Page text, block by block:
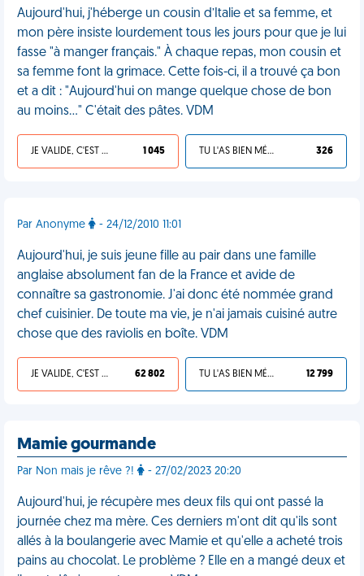
Aujourd'hui, j'héberge un cousin d’Italie et sa femme, et
mon père insiste lourdement tous les jours pour que je lui
fasse "à manger français." À chaque repas, mon cousin et
sa femme font la grimace. Cette fois-ci, il a trouvé ça bon
et a dit : "Aujourd'hui on mange quelque chose de bon
au moins…" C'était des pâtes. VDM
JE VALIDE, C'EST UNE VDM 1 045 TU L'AS BIEN MÉRITÉ 326
Par Anonyme - 24/12/2010 11:01
Aujourd'hui, je suis jeune fille au pair dans une famille
anglaise absolument fan de la France et avide de
connaître sa gastronomie. J'ai donc été nommée grand
chef cuisinier. De toute ma vie, je n'ai jamais cuisiné autre
chose que des raviolis en boîte. VDM
JE VALIDE, C'EST UNE VDM 62 802 TU L'AS BIEN MÉRITÉ 12 799
Mamie gourmande
Par Non mais je rêve ?! - 27/02/2023 20:20
Aujourd'hui, je récupère mes deux fils qui ont passé la
journée chez ma mère. Ces derniers m'ont dit qu'ils sont
allés à la boulangerie avec Mamie et qu'elle a acheté trois
pains au chocolat. Le problème ? Elle en a mangé deux et